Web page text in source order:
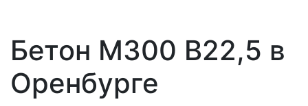
Бетон М300 В22,5 в
Оренбурге